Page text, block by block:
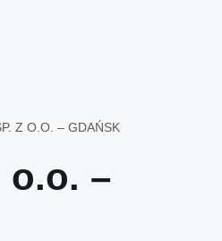
Z O.O. – GDAŃSK
o.o. –